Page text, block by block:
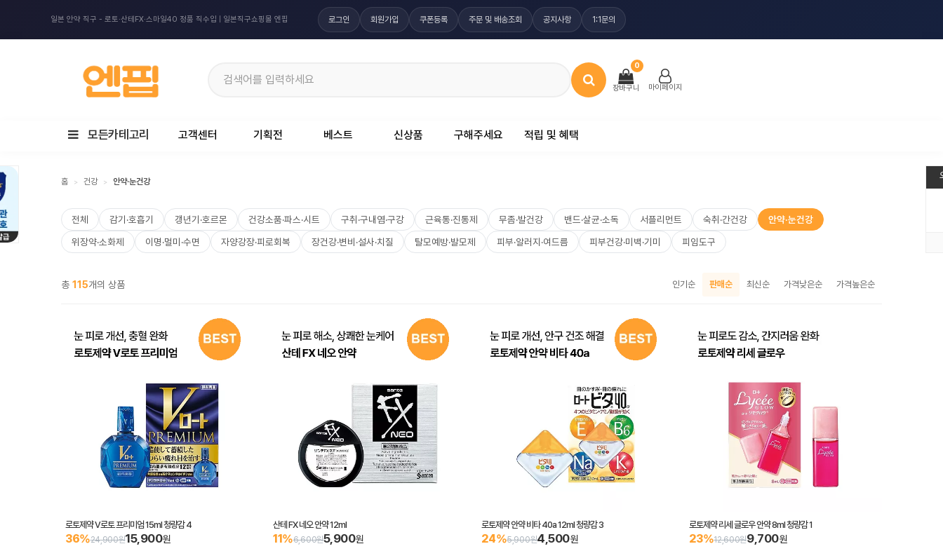
일본 안약 직구 - 로토·산테FX·스마일40 정품 직수입 | 일본직구쇼핑몰 엔핍 로그인 회원가입 쿠폰등록 주문 및 배송조회 공지사항 1:1문의
장바구니
0
마이페이지
모든카테고리 고객센터 기획전 베스트 신상품 구해주세요 적립 및 혜택
홈 > 건강 > 안약·눈건강
전체 감기·호흡기 갱년기·호르몬 건강소품·파스·시트 구취·구내염·구강 근육통·진통제 무좀·발건강 밴드·살균·소독 서플리먼트 숙취·간건강
안약·눈건강
위장약·소화제
이명·멀미·수면 자양강장·피로회복 장건강·변비·설사·치질 탈모예방·발모제 피부·알러지·여드름 피부건강·미백·기미 피임도구
총 115개의 상품 인기순 판매순 최신순 가격낮은순 가격높은순
로토제약 V로토 프리미엄 15ml 청량감 4
36%24,900원15,900원
산테 FX 네오 안약 12ml
11%6,600원5,900원
로토제약 안약 비타 40a 12ml 청량감 3
24%5,900원4,500원
로토제약 리세 글로우 안약 8ml 청량감 1
23%12,600원9,700원